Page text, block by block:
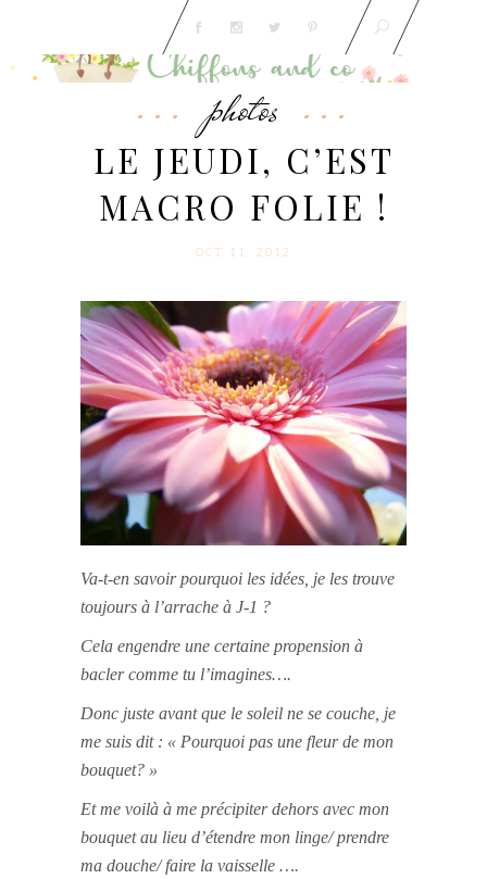
photos
LE JEUDI, C’EST
MACRO FOLIE !
OCT 11. 2012
Va-t-en savoir pourquoi les idées, je les trouve
toujours à l’arrache à J-1 ?
Cela engendre une certaine propension à
bacler comme tu l’imagines….
Donc juste avant que le soleil ne se couche, je
me suis dit : « Pourquoi pas une fleur de mon
bouquet? »
Et me voilà à me précipiter dehors avec mon
bouquet au lieu d’étendre mon linge/ prendre
ma douche/ faire la vaisselle ….